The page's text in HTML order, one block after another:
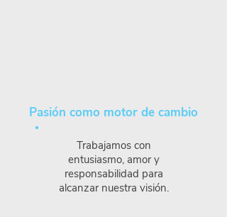
Pasión como motor de cambio
Trabajamos con
entusiasmo, amor y
responsabilidad para
alcanzar nuestra visión.